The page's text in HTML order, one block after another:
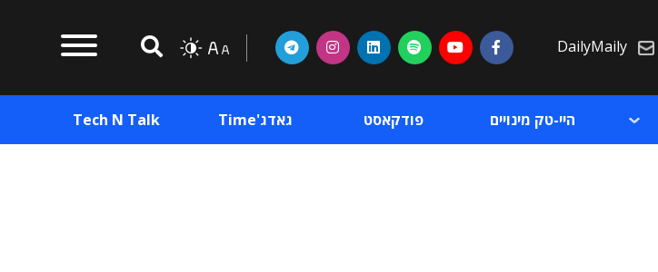
DailyMaily
היי-טק מינויים פודקאסט גאדג'Time Tech N Talk